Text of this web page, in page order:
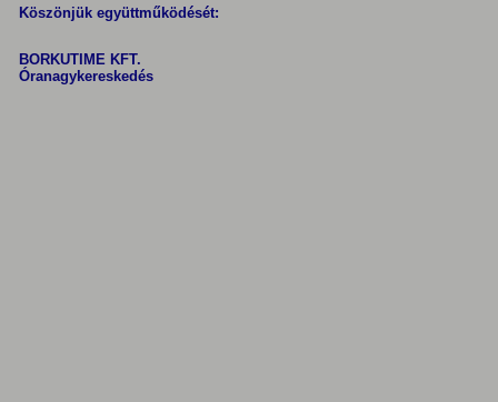
Köszönjük együttműködését:
BORKUTIME KFT.
Óranagykereskedés